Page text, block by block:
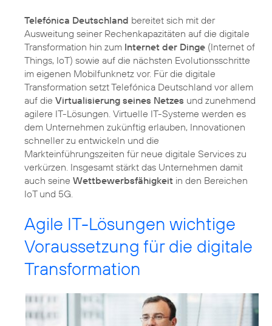
Telefónica Deutschland bereitet sich mit der
Ausweitung seiner Rechenkapazitäten auf die digitale
Transformation hin zum Internet der Dinge (Internet of
Things, IoT) sowie auf die nächsten Evolutionsschritte
im eigenen Mobilfunknetz vor. Für die digitale
Transformation setzt Telefónica Deutschland vor allem
auf die Virtualisierung seines Netzes und zunehmend
agilere IT-Lösungen. Virtuelle IT-Systeme werden es
dem Unternehmen zukünftig erlauben, Innovationen
schneller zu entwickeln und die
Markteinführungszeiten für neue digitale Services zu
verkürzen. Insgesamt stärkt das Unternehmen damit
auch seine Wettbewerbsfähigkeit in den Bereichen
IoT und 5G.
Agile IT-Lösungen wichtige
Voraussetzung für die digitale
Transformation